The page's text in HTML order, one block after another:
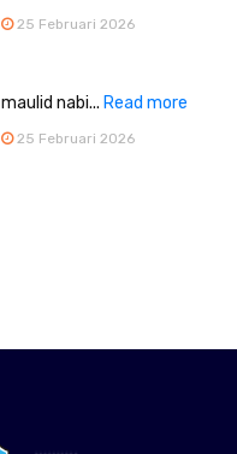
25 Februari 2026
maulid nabi... Read more
25 Februari 2026